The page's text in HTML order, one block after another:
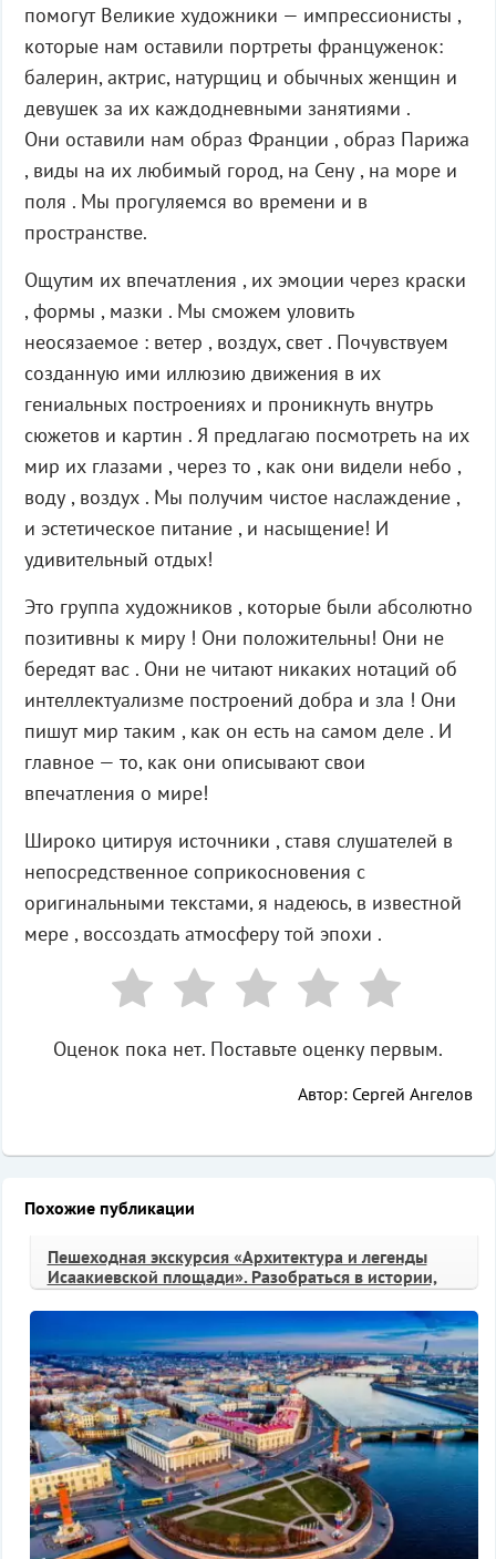
помогут Великие художники — импрессионисты ,
которые нам оставили портреты француженок:
балерин, актрис, натурщиц и обычных женщин и
девушек за их каждодневными занятиями .
Они оставили нам образ Франции , образ Парижа
, виды на их любимый город, на Сену , на море и
поля . Мы прогуляемся во времени и в
пространстве.
Ощутим их впечатления , их эмоции через краски
, формы , мазки . Мы сможем уловить
неосязаемое : ветер , воздух, свет . Почувствуем
созданную ими иллюзию движения в их
гениальных построениях и проникнуть внутрь
сюжетов и картин . Я предлагаю посмотреть на их
мир их глазами , через то , как они видели небо ,
воду , воздух . Мы получим чистое наслаждение ,
и эстетическое питание , и насыщение! И
удивительный отдых!
Это группа художников , которые были абсолютно
позитивны к миру ! Они положительны! Они не
бередят вас . Они не читают никаких нотаций об
интеллектуализме построений добра и зла ! Они
пишут мир таким , как он есть на самом деле . И
главное — то, как они описывают свои
впечатления о мире!
Широко цитируя источники , ставя слушателей в
непосредственное соприкосновения с
оригинальными текстами, я надеюсь, в известной
мере , воссоздать атмосферу той эпохи .
Оценок пока нет. Поставьте оценку первым.
Автор: Сергей Ангелов
Похожие публикации
Пешеходная экскурсия «Архитектура и легенды
Исаакиевской площади». Разобраться в истории,
стилях и загадках одной из красивейших площадей
Петербурга